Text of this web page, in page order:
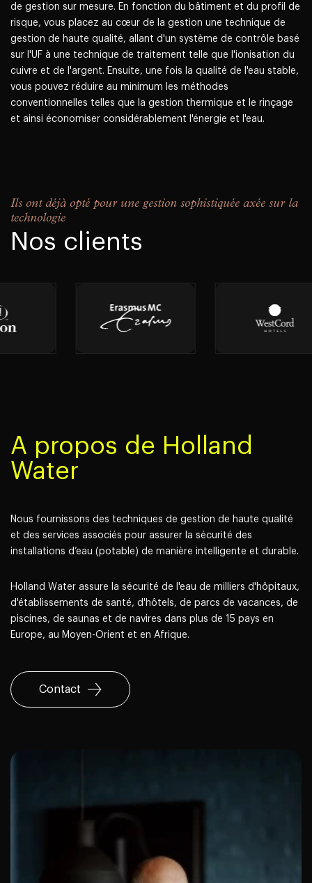
de gestion sur mesure. En fonction du bâtiment et du profil de
risque, vous placez au cœur de la gestion une technique de
gestion de haute qualité, allant d'un système de contrôle basé
sur l'UF à une technique de traitement telle que l'ionisation du
cuivre et de l'argent. Ensuite, une fois la qualité de l'eau stable,
vous pouvez réduire au minimum les méthodes
conventionnelles telles que la gestion thermique et le rinçage
et ainsi économiser considérablement l'énergie et l'eau.
Ils ont déjà opté pour une gestion sophistiquée axée sur la
technologie
Nos clients
A propos de Holland
Water
Nous fournissons des techniques de gestion de haute qualité
et des services associés pour assurer la sécurité des
installations d’eau (potable) de manière intelligente et durable.
Holland Water assure la sécurité de l'eau de milliers d'hôpitaux,
d'établissements de santé, d'hôtels, de parcs de vacances, de
piscines, de saunas et de navires dans plus de 15 pays en
Europe, au Moyen-Orient et en Afrique.
Contact